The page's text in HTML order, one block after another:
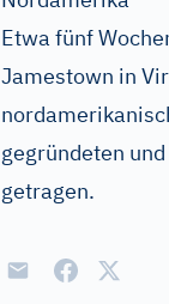
Etwa fünf
Jamestown in
gegründeten
getragen.